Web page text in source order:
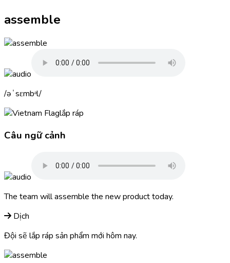
assemble
əˈsɛmbᵊl
lắp ráp
Câu ngữ cảnh
The team willassemble the new product today.
Dịch
Đội sẽ lắp ráp sản phẩm mới hôm nay.